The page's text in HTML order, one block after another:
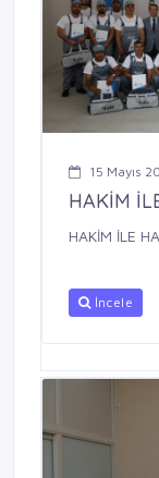
15 Mayıs
HAKİM
HAKİM İLE
İncele